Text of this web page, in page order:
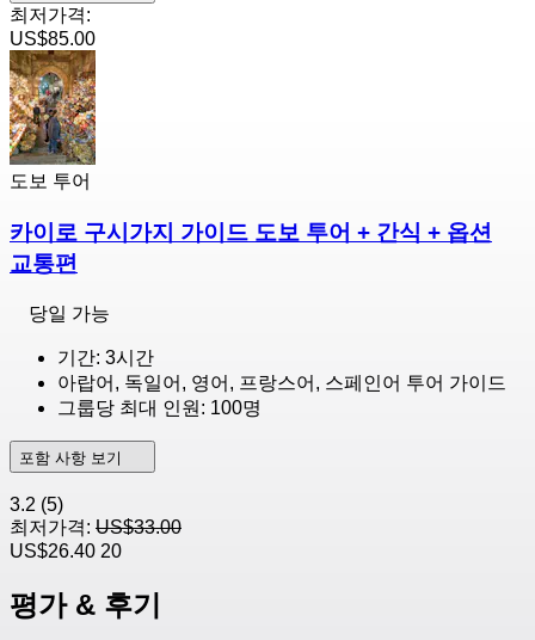
최저가격:
US$85.00
도보 투어
카이로 구시가지 가이드 도보 투어 + 간식 + 옵션
교통편
당일 가능
기간: 3시간
아랍어, 독일어, 영어, 프랑스어, 스페인어 투어 가이드
그룹당 최대 인원: 100명
포함 사항 보기
3.2 (5)
최저가격: US$33.00
US$26.40 20
평가 & 후기